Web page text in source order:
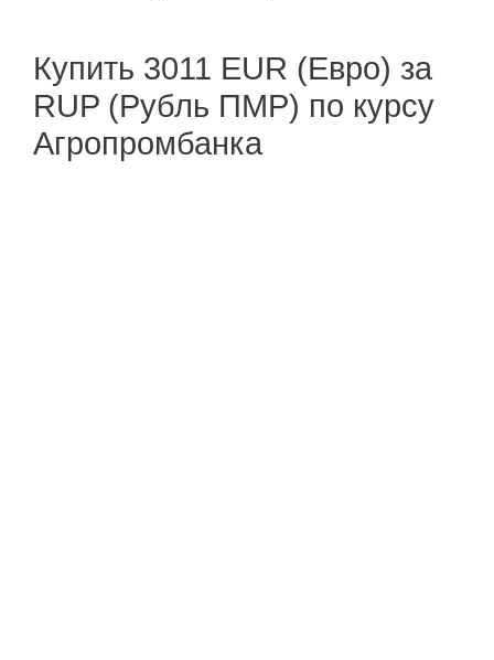
Купить 3011 EUR (Евро) за
RUP (Рубль ПМР) по курсу
Агропромбанка